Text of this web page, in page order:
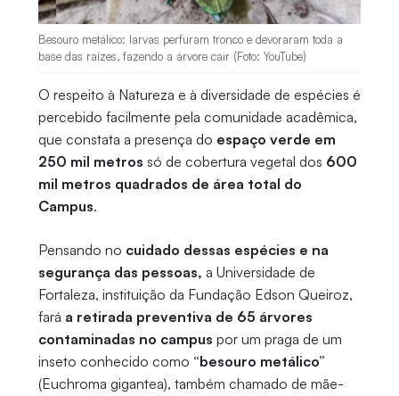
Besouro metálico: larvas perfuram tronco e devoraram toda a
base das raízes, fazendo a árvore cair (Foto: YouTube)
O respeito à Natureza e à diversidade de espécies é
percebido facilmente pela comunidade acadêmica,
que constata a presença do espaço verde em
250 mil metros só de cobertura vegetal dos 600
mil metros quadrados de área total do
Campus.
Pensando no cuidado dessas espécies e na
segurança das pessoas, a Universidade de
Fortaleza, instituição da Fundação Edson Queiroz,
fará a retirada preventiva de 65 árvores
contaminadas no campus por um praga de um
inseto conhecido como “besouro metálico”
(Euchroma gigantea), também chamado de mãe-